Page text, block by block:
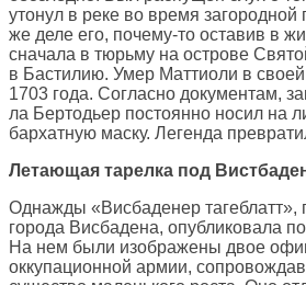
утонул в реке во время
же деле его, почему-то оставив в
сначала в тюрьму на острове
в Бастилию. Умер Маттиоли в
1703 года. Согласно документам,
ла Бертодьер постоянно носил на
бархатную маску. Легенда
Летающая тарелка под
Однажды «Висбаденер тагеблатт»,
города Висбадена, опубликовала
На нем были изображены двое
оккупационной армии,